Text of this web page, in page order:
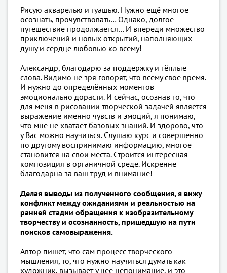
Рисую акварелью и гуашью. Нужно ещё многое
осознать, прочувствовать… Однако, долгое
путешествие продолжается… И впереди множество
приключений и новых открытий, наполняющих
душу и сердце любовью ко всему!
Александр, благодарю за поддержку и тёплые
слова. Видимо не зря говорят, что всему своё время.
И нужно до определённых моментов
эмоционально дорасти. И сейчас, осознав то, что
для меня в рисовании творческой задачей является
выражение именно чувств и эмоций, я понимаю,
что мне не хватает базовых знаний. И здорово, что
у Вас можно научиться. Слушаю курс и совершенно
по другому воспринимаю информацию, многое
становится на свои места. Строится интересная
композиция в органичной среде. Искренне
благодарна за ваш труд и внимание!
Делая выводы из полученного сообщения, я вижу
конфликт между ожиданиями и реальностью на
ранней стадии обращения к изобразительному
творчеству и осознанность, пришедшую на пути
поисков самовыражения.
Автор пишет, что сам процесс творческого
мышления, то, что нужно научиться думать как
художник, вызывает у неё непонимание, и это